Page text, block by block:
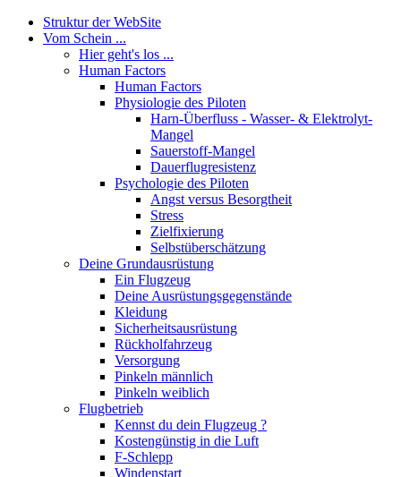
Struktur der WebSite
Vom Schein ...
Hier geht's los ...
Human Factors
Human Factors
Physiologie des Piloten
Harn-Überfluss - Wasser- & Elektrolyt-
Mangel
Sauerstoff-Mangel
Dauerflugresistenz
Psychologie des Piloten
Angst versus Besorgtheit
Stress
Zielfixierung
Selbstüberschätzung
Deine Grundausrüstung
Ein Flugzeug
Deine Ausrüstungsgegenstände
Kleidung
Sicherheitsausrüstung
Rückholfahrzeug
Versorgung
Pinkeln männlich
Pinkeln weiblich
Flugbetrieb
Kennst du dein Flugzeug ?
Kostengünstig in die Luft
F-Schlepp
Windenstart